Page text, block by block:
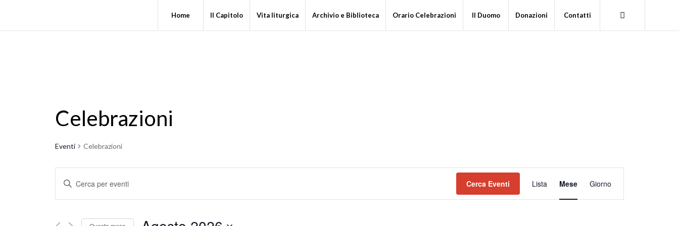
Home Il Capitolo Vita liturgica Archivio e Biblioteca Orario Celebrazioni Il Duomo Donazioni Contatti
Celebrazioni
Eventi Celebrazioni
Eventi
Ricerca
e
viste
Inserisci
Parola
Chiave.
Eventi
Cerca Eventi
Evento
Viste
Navigazione
Lista Mese Giorno